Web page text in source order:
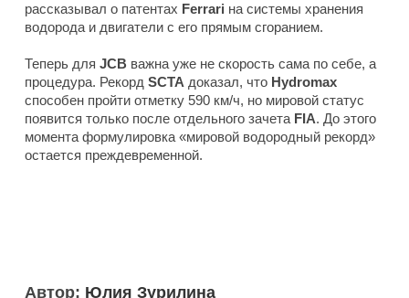
рассказывал о патентах Ferrari на системы хранения
водорода и двигатели с его прямым сгоранием.
Теперь для JCB важна уже не скорость сама по себе, а
процедура. Рекорд SCTA доказал, что Hydromax
способен пройти отметку 590 км/ч, но мировой статус
появится только после отдельного зачета FIA. До этого
момента формулировка «мировой водородный рекорд»
остается преждевременной.
Автор: Юлия Зурилина